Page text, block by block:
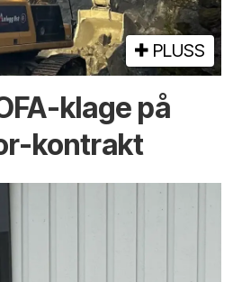
PLUSS
klage på
kontrakt